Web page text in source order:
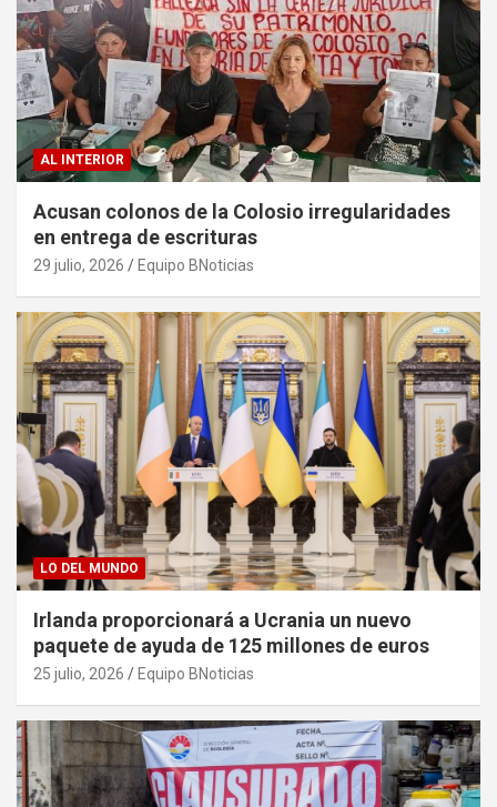
AL INTERIOR
Acusan colonos de la Colosio irregularidades
en entrega de escrituras
29 julio, 2026 Equipo BNoticias
LO DEL MUNDO
Irlanda proporcionará a Ucrania un nuevo
paquete de ayuda de 125 millones de euros
25 julio, 2026 Equipo BNoticias